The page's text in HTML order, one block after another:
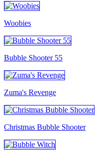
Woobies
Bubble Shooter 55
Zuma's Revenge
Christmas Bubble Shooter